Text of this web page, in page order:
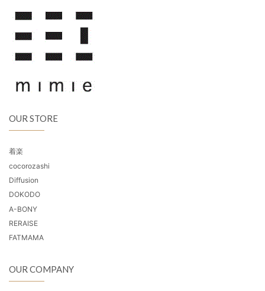
OUR STORE
着楽
cocorozashi
Diffusion
DOKODO
A-BONY
RERAISE
FATMAMA
OUR COMPANY